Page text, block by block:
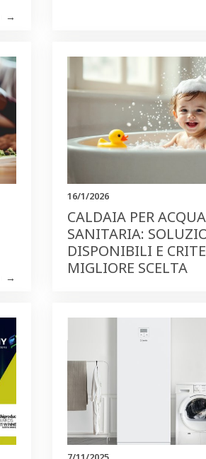
16/1/2026
CALDAIA PER
SANITARIA:
DISPONIBILI E
MIGLIORE SCELTA